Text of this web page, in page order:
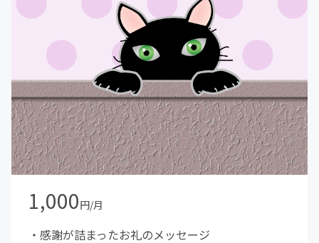
1,000円/月
・感謝が詰まったお礼のメッセージ